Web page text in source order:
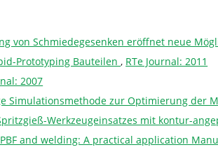
von Schmiedegesenken eröffnet neue
Prototyping Bauteilen, RTe Journal: 2011
2007
Simulationsmethode zur Optimierung der
Werkzeugeinsatzes mit kontur-
and welding: A practical application